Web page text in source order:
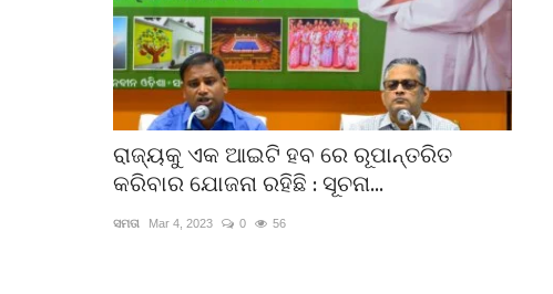
ରାଜ୍ୟକୁ ଏକ ଆଇଟି ହବ ରେ ରୂପାନ୍ତରିତ
କରିବାର ଯୋଜନା ରହିଛି : ସୂଚନା...
ସମତା Mar 4, 2023 0 56